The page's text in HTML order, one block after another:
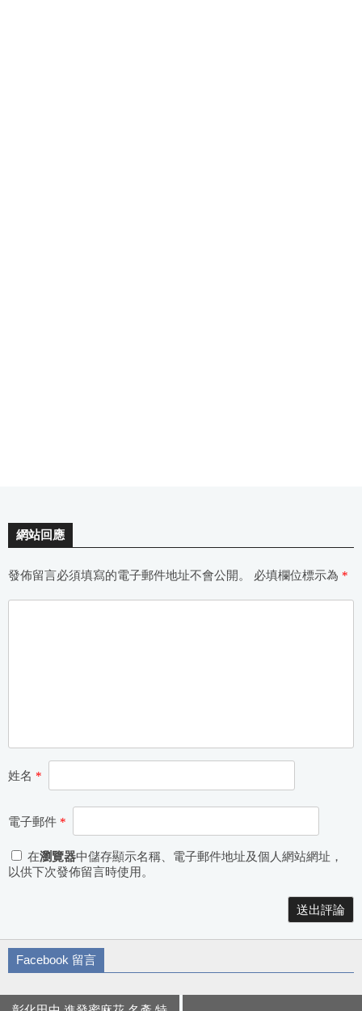
網站回應
發佈留言必須填寫的電子郵件地址不會公開。 必填欄位標示為 *
姓名 *
電子郵件 *
在瀏覽器中儲存顯示名稱、電子郵件地址及個人網站網址，
以供下次發佈留言時使用。
Facebook 留言